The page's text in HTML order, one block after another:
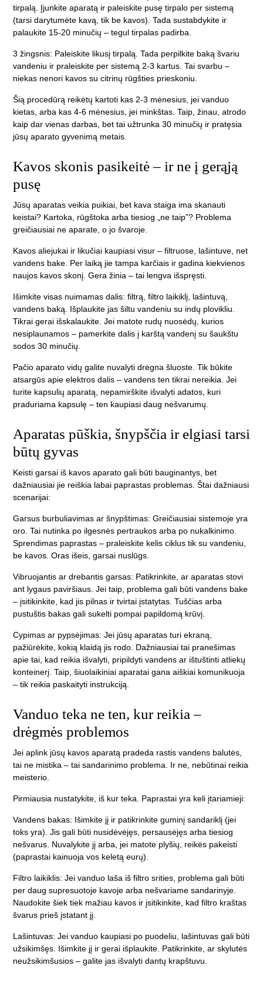
tirpalą. Įjunkite aparatą ir paleiskite pusę tirpalo per sistemą
(tarsi darytumėte kavą, tik be kavos). Tada sustabdykite ir
palaukite 15-20 minučių – tegul tirpalas padirba.
3 žingsnis: Paleiskite likusį tirpalą. Tada perpilkite baką švariu
vandeniu ir praleiskite per sistemą 2-3 kartus. Tai svarbu –
niekas nenori kavos su citrinų rūgšties prieskoniu.
Šią procedūrą reikėtų kartoti kas 2-3 mėnesius, jei vanduo
kietas, arba kas 4-6 mėnesius, jei minkštas. Taip, žinau, atrodo
kaip dar vienas darbas, bet tai užtrunka 30 minučių ir pratęsia
jūsų aparato gyvenimą metais.
Kavos skonis pasikeitė – ir ne į gerąją
pusę
Jūsų aparatas veikia puikiai, bet kava staiga ima skanauti
keistai? Kartoka, rūgštoka arba tiesiog „ne taip”? Problema
greičiausiai ne aparate, o jo švaroje.
Kavos aliejukai ir likučiai kaupiasi visur – filtruose, lašintuve, net
vandens bake. Per laiką jie tampa karčiais ir gadina kiekvienos
naujos kavos skonį. Gera žinia – tai lengva išspręsti.
Išimkite visas nuimamas dalis: filtrą, filtro laikiklį, lašintuvą,
vandens baką. Išplaukite jas šiltu vandeniu su indų plovikliu.
Tikrai gerai išskalaukite. Jei matote rudų nuosėdų, kurios
nesiplaunamos – pamerkite dalis į karštą vandenį su šaukštu
sodos 30 minučių.
Pačio aparato vidų galite nuvalyti drėgna šluoste. Tik būkite
atsargūs apie elektros dalis – vandens ten tikrai nereikia. Jei
turite kapsulių aparatą, nepamirškite išvalyti adatos, kuri
praduriama kapsulę – ten kaupiasi daug nešvarumų.
Aparatas pūškia, šnypščia ir elgiasi tarsi
būtų gyvas
Keisti garsai iš kavos aparato gali būti bauginantys, bet
dažniausiai jie reiškia labai paprastas problemas. Štai dažniausi
scenarijai:
Garsus burbuliavimas ar šnypštimas: Greičiausiai sistemoje yra
oro. Tai nutinka po ilgesnės pertraukos arba po nukalkinimo.
Sprendimas paprastas – praleiskite kelis ciklus tik su vandeniu,
be kavos. Oras išeis, garsai nuslūgs.
Vibruojantis ar drebantis garsas: Patikrinkite, ar aparatas stovi
ant lygaus paviršiaus. Jei taip, problema gali būti vandens bake
– įsitikinkite, kad jis pilnas ir tvirtai įstatytas. Tuščias arba
pustuštis bakas gali sukelti pompai papildomą krūvį.
Cypimas ar pypsėjimas: Jei jūsų aparatas turi ekraną,
pažiūrėkite, kokią klaidą jis rodo. Dažniausiai tai pranešimas
apie tai, kad reikia išvalyti, pripildyti vandens ar ištuštinti atliekų
konteinerį. Taip, šiuolaikiniai aparatai gana aiškiai komunikuoja
– tik reikia paskaityti instrukciją.
Vanduo teka ne ten, kur reikia –
drėgmės problemos
Jei aplink jūsų kavos aparatą pradeda rastis vandens balutės,
tai ne mistika – tai sandarinimo problema. Ir ne, nebūtinai reikia
meisterio.
Pirmiausia nustatykite, iš kur teka. Paprastai yra keli įtariamieji:
Vandens bakas: Išimkite jį ir patikrinkite guminį sandariklį (jei
toks yra). Jis gali būti nusidėvėjęs, persausėjęs arba tiesiog
nešvarus. Nuvalykite jį arba, jei matote plyšių, reikės pakeisti
(paprastai kainuoja vos keletą eurų).
Filtro laikiklis: Jei vanduo laša iš filtro srities, problema gali būti
per daug supresuotoje kavoje arba nešvariame sandarinyje.
Naudokite šiek tiek mažiau kavos ir įsitikinkite, kad filtro kraštas
švarus prieš įstatant jį.
Lašintuvas: Jei vanduo kaupiasi po puodeliu, lašintuvas gali būti
užsikimšęs. Išimkite jį ir gerai išplaukite. Patikrinkite, ar skylutės
neužsikimšusios – galite jas išvalyti dantų krapštuvu.